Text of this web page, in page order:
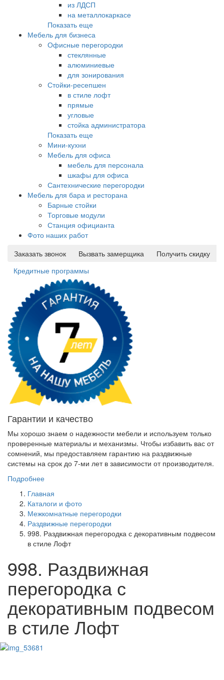
из ЛДСП
на металлокаркасе
Показать еще
Мебель для бизнеса
Офисные перегородки
стеклянные
алюминиевые
для зонирования
Стойки-ресепшен
в стиле лофт
прямые
угловые
стойка администратора
Показать еще
Мини-кухни
Мебель для офиса
мебель для персонала
шкафы для офиса
Сантехнические перегородки
Мебель для бара и ресторана
Барные стойки
Торговые модули
Станция официанта
Фото наших работ
Заказать звонок
Вызвать замерщика
Получить скидку
Кредитные программы
Гарантии и качество
Мы хорошо знаем о надежности мебели и используем только
проверенные материалы и механизмы. Чтобы избавить вас от
сомнений, мы предоставляем гарантию на раздвижные
системы на срок до 7-ми лет в зависимости от производителя.
Подробнее
Главная
Каталоги и фото
Межкомнатные перегородки
Раздвижные перегородки
998. Раздвижная перегородка с декоративным подвесом
в стиле Лофт
998. Раздвижная
перегородка с
декоративным подвесом
в стиле Лофт